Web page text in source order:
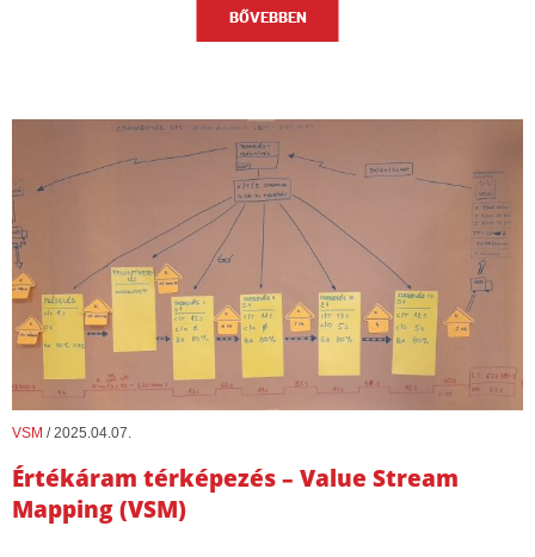
BŐVEBBEN
VSM /2025.04.07.
Értékáram térképezés – Value Stream
Mapping (VSM)